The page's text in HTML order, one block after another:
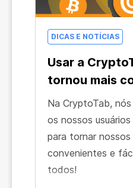
DICAS E NOTÍCIAS
Usar a
tornou mais
Na CryptoTab,
os nossos
para tornar
convenientes e
todos!